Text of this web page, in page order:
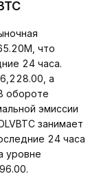
что
24 часа.
а
обороте
эмиссии
занимает
24 часа
уровне